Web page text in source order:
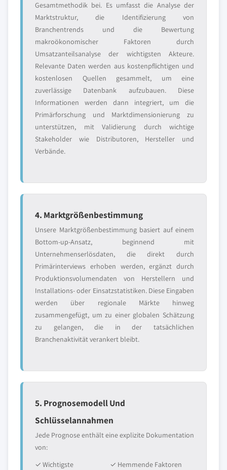
Gesamtmethodik bei. Es umfasst die Analyse der
Marktstruktur, die Identifizierung von
Branchentrends und die Bewertung
makroökonomischer Faktoren durch
Umsatzanteilsanalyse der wichtigsten Akteure.
Relevante Daten werden aus kostenpflichtigen und
kostenlosen Quellen gesammelt, um eine
zuverlässige Datenbank aufzubauen. Diese
Informationen werden dann integriert, um die
Primärforschung und Marktdimensionierung zu
unterstützen, mit Validierung durch wichtige
Stakeholder wie Distributoren, Hersteller und
Verbände.
4. Marktgrößenbestimmung
Unsere Marktgrößenbestimmung basiert auf einem
Bottom-up-Ansatz, beginnend mit
Unternehmenserlösdaten, die direkt durch
Primärinterviews erhoben werden, ergänzt durch
Produktionsvolumendaten von Herstellern und
Installations- oder Einsatzstatistiken. Diese Eingaben
werden über regionale Märkte hinweg
zusammengefügt, um zu einer globalen Schätzung
zu gelangen, die in der tatsächlichen
Branchenaktivität verankert bleibt.
5. Prognosemodell Und
Schlüsselannahmen
Jede Prognose enthält eine explizite Dokumentation
von:
✓ Wichtigste
✓ Hemmende Faktoren